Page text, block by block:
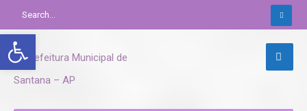
Abrir a barra de ferramentas